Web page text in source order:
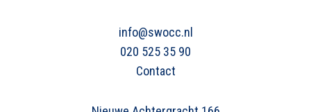
info@swocc.nl
020 525 35 90
Contact